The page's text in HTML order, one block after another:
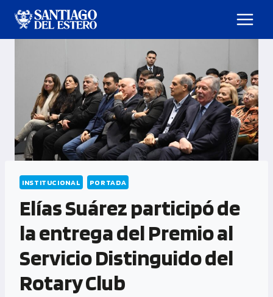
INSTITUCIONAL PORTADA
Elías Suárez participó de
la entrega del Premio al
Servicio Distinguido del
Rotary Club